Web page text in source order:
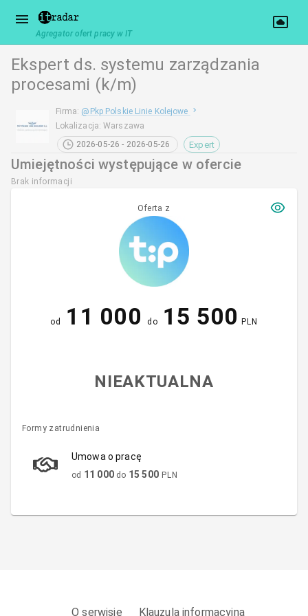
Agregator ofert pracy w IT
Ekspert ds. systemu zarządzania
procesami (k/m)
Firma: @ Pkp Polskie Linie Kolejowe
Lokalizacja:Warszawa
2026-05-26 - 2026-05-26
Expert
Umiejętności występujące w ofercie
Brak informacji
Oferta z
od 11 000 do 15 500 PLN
NIEAKTUALNA
Formy zatrudnienia
Umowa o pracę
od 11 000 do 15 500 PLN
O serwisie Klauzula informacyjna